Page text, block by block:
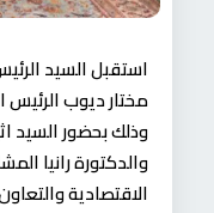
استقبل السيد
مختار ديوب الرئيس
وذلك بحضور السيد
والدكتورة رانيا
الاقتصادية